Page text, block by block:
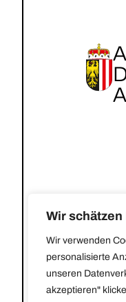
Wir
Wir verwenden
personalisierte
unseren
akzeptieren"